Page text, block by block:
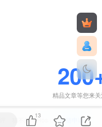
13
精品文章等您来
猫不腻 HostEvaluate 友链申请+